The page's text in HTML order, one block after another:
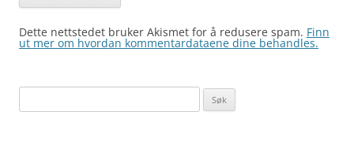
Dette nettstedet bruker Akismet for å redusere spam. Finn
ut mer om hvordan kommentardataene dine behandles.
etter: